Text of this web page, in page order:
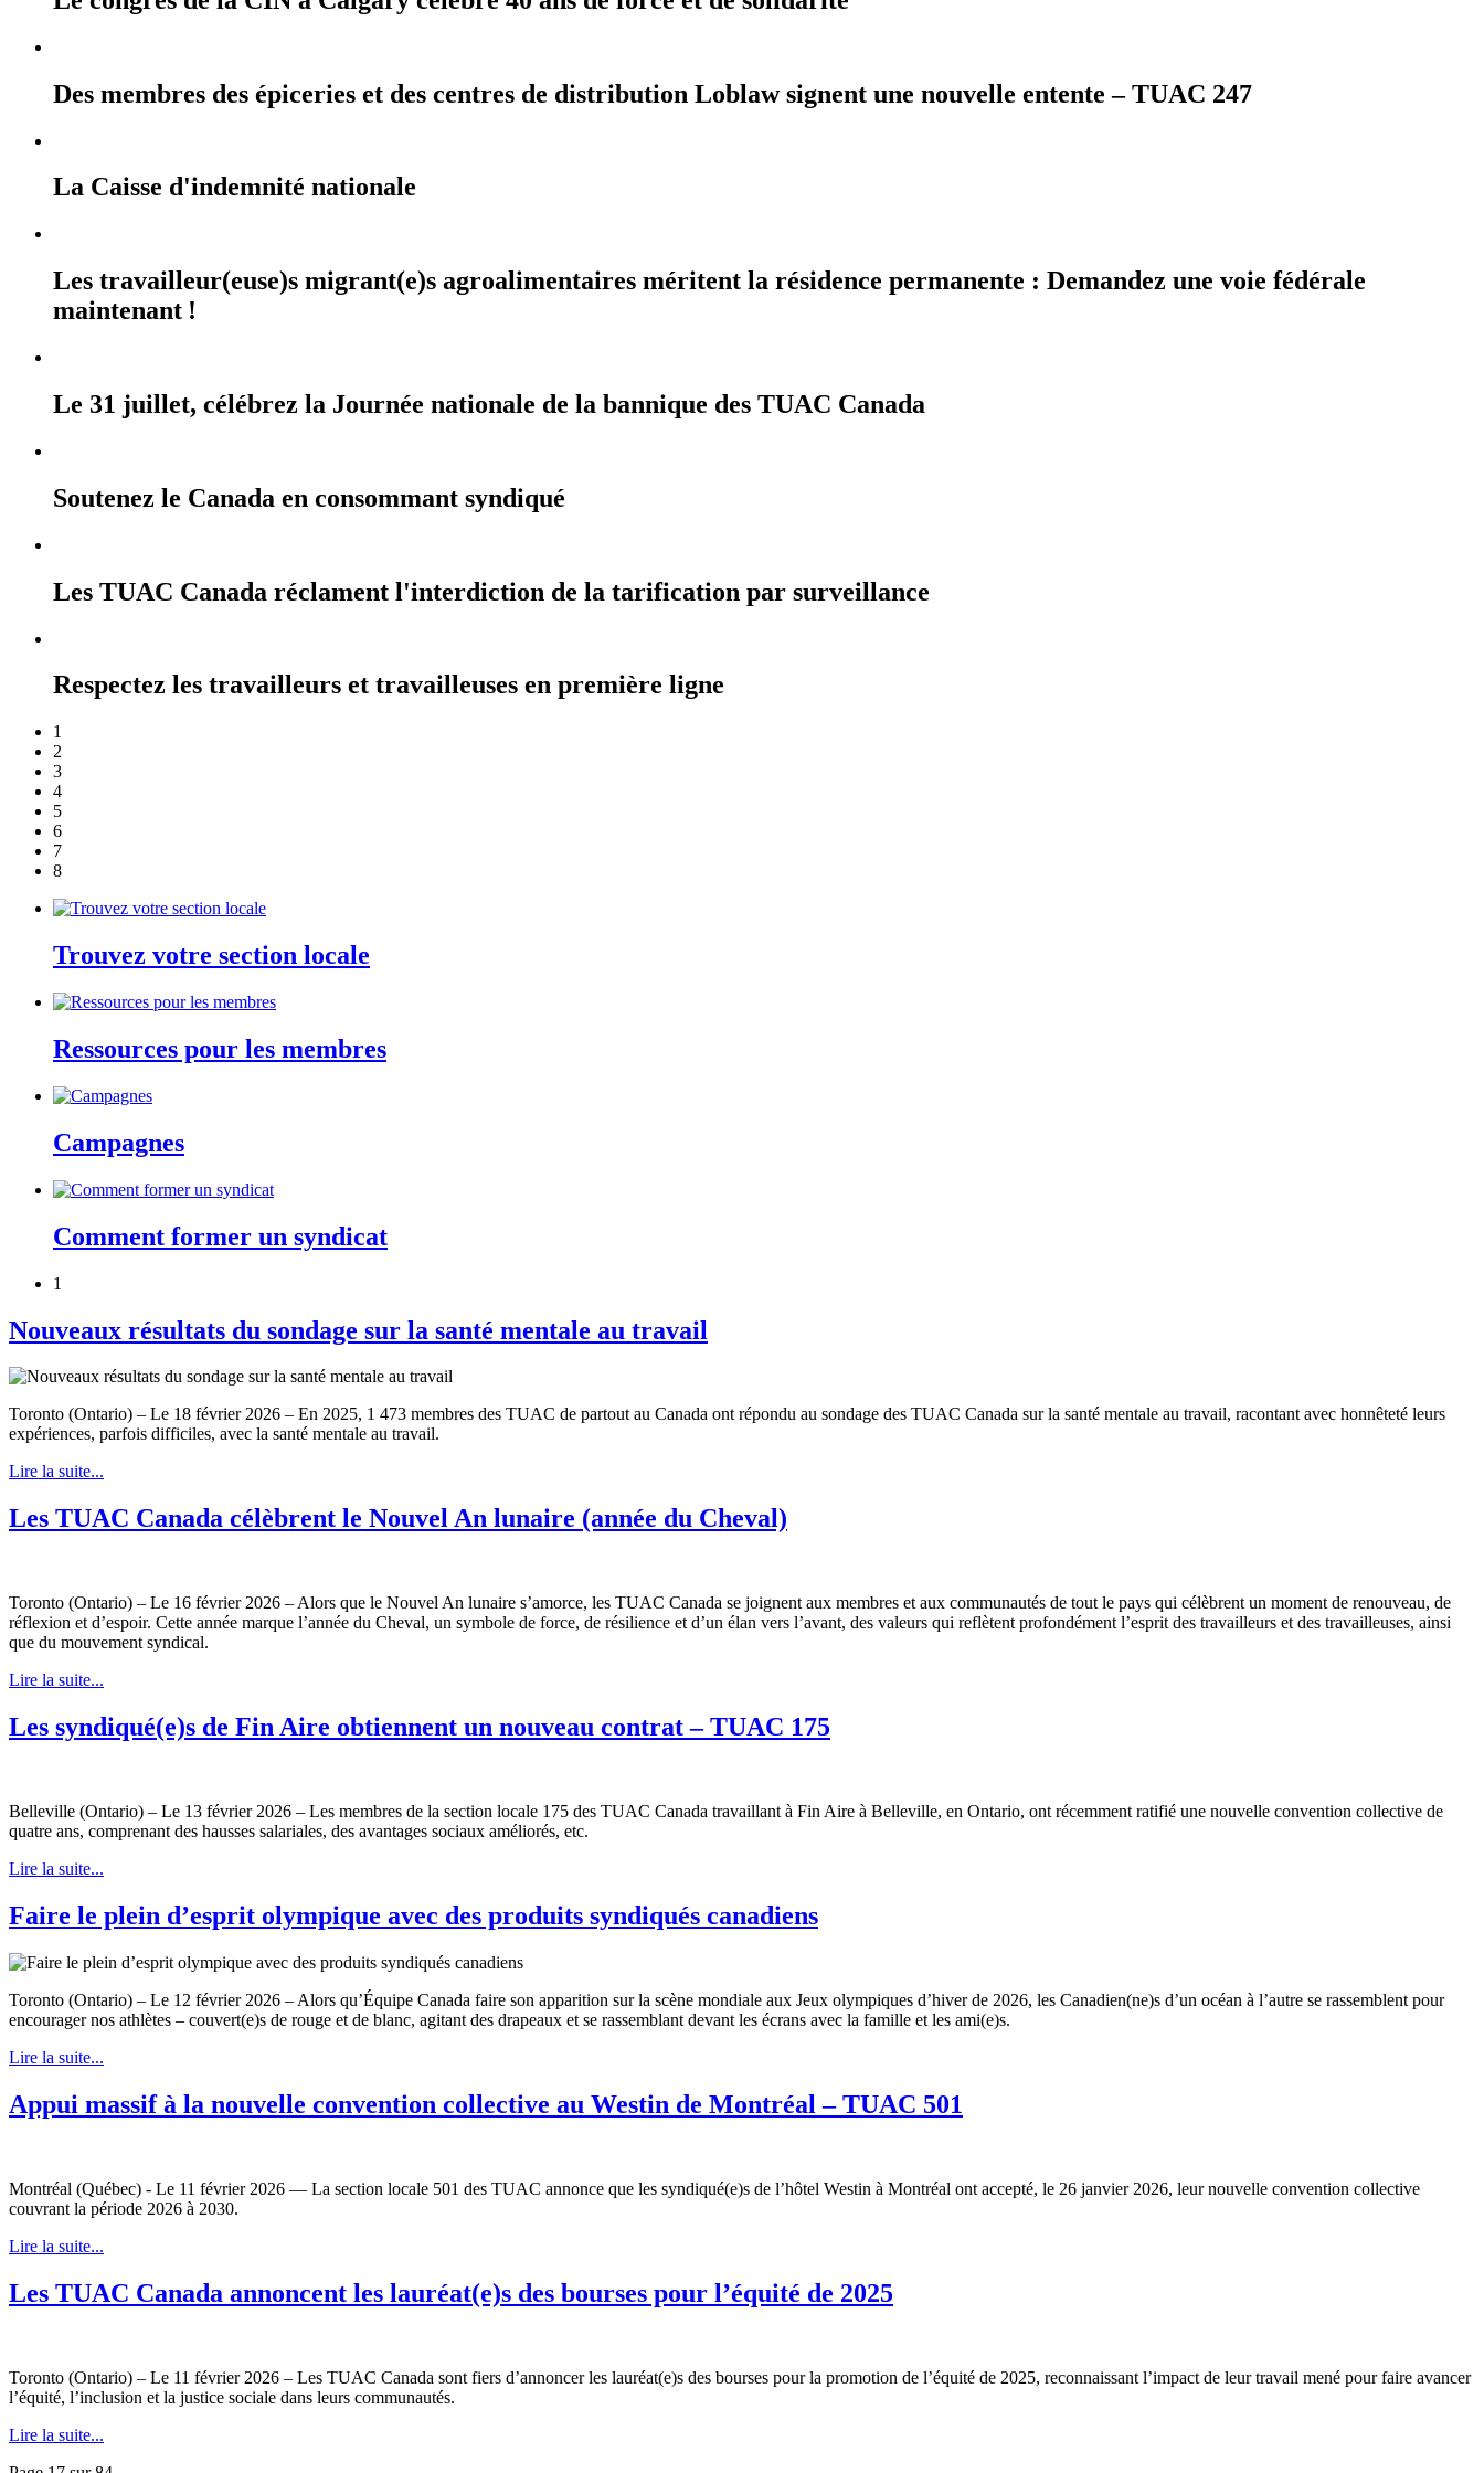
Des membres des épiceries et des centres de distribution Loblaw signent une nouvelle entente – TUAC 247
La Caisse d'indemnité nationale
Les travailleur(euse)s migrant(e)s agroalimentaires méritent la résidence permanente : Demandez une voie fédérale
maintenant !
Le 31 juillet, célébrez la Journée nationale de la bannique des TUAC Canada
Soutenez le Canada en consommant syndiqué
Les TUAC Canada réclament l'interdiction de la tarification par surveillance
Respectez les travailleurs et travailleuses en première ligne
1
2
3
4
5
6
7
8
Trouvez votre section locale
Ressources pour les membres
Campagnes
Comment former un syndicat
1
Nouveaux résultats du sondage sur la santé mentale au travail
Toronto (Ontario) – Le 18 février 2026 – En 2025, 1 473 membres des TUAC de partout au Canada ont répondu au sondage des TUAC Canada sur la santé mentale au travail, racontant avec honnêteté leurs
expériences, parfois difficiles, avec la santé mentale au travail.
Lire la suite...
Les TUAC Canada célèbrent le Nouvel An lunaire (année du Cheval)
Toronto (Ontario) – Le 16 février 2026 – Alors que le Nouvel An lunaire s’amorce, les TUAC Canada se joignent aux membres et aux communautés de tout le pays qui célèbrent un moment de renouveau, de
réflexion et d’espoir. Cette année marque l’année du Cheval, un symbole de force, de résilience et d’un élan vers l’avant, des valeurs qui reflètent profondément l’esprit des travailleurs et des travailleuses, ainsi
que du mouvement syndical.
Lire la suite...
Les syndiqué(e)s de Fin Aire obtiennent un nouveau contrat – TUAC 175
Belleville (Ontario) – Le 13 février 2026 – Les membres de la section locale 175 des TUAC Canada travaillant à Fin Aire à Belleville, en Ontario, ont récemment ratifié une nouvelle convention collective de
quatre ans, comprenant des hausses salariales, des avantages sociaux améliorés, etc.
Lire la suite...
Faire le plein d’esprit olympique avec des produits syndiqués canadiens
Toronto (Ontario) – Le 12 février 2026 – Alors qu’Équipe Canada faire son apparition sur la scène mondiale aux Jeux olympiques d’hiver de 2026, les Canadien(ne)s d’un océan à l’autre se rassemblent pour
encourager nos athlètes – couvert(e)s de rouge et de blanc, agitant des drapeaux et se rassemblant devant les écrans avec la famille et les ami(e)s.
Lire la suite...
Appui massif à la nouvelle convention collective au Westin de Montréal – TUAC 501
Montréal (Québec) - Le 11 février 2026 — La section locale 501 des TUAC annonce que les syndiqué(e)s de l’hôtel Westin à Montréal ont accepté, le 26 janvier 2026, leur nouvelle convention collective
couvrant la période 2026 à 2030.
Lire la suite...
Les TUAC Canada annoncent les lauréat(e)s des bourses pour l’équité de 2025
Toronto (Ontario) – Le 11 février 2026 – Les TUAC Canada sont fiers d’annoncer les lauréat(e)s des bourses pour la promotion de l’équité de 2025, reconnaissant l’impact de leur travail mené pour faire avancer
l’équité, l’inclusion et la justice sociale dans leurs communautés.
Lire la suite...